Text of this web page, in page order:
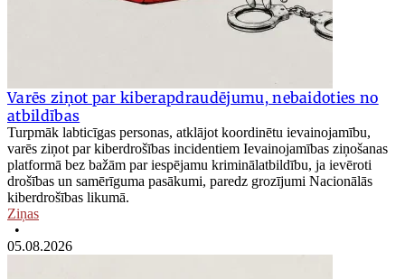
Varēs ziņot par kiberapdraudējumu, nebaidoties no
atbildības
Turpmāk labticīgas personas, atklājot koordinētu ievainojamību,
varēs ziņot par kiberdrošības incidentiem Ievainojamības ziņošanas
platformā bez bažām par iespējamu kriminālatbildību, ja ievēroti
drošības un samērīguma pasākumi, paredz grozījumi Nacionālās
kiberdrošības likumā.
Ziņas
•
05.08.2026